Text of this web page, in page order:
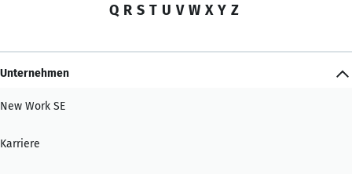
Q R S T U V W X Y Z
Unternehmen
New Work SE
Karriere